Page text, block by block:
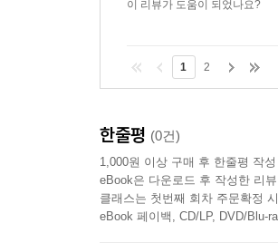
이 리뷰가 도움이 되었나요?
1 2
한줄평 (0건)
1,000원 이상 구매 후 한줄평 작성
eBook은 다운로드 후 작성한 리
클래스는 첫번째 회차 주문확정
eBook 페이백, CD/LP, DVD/Blu-